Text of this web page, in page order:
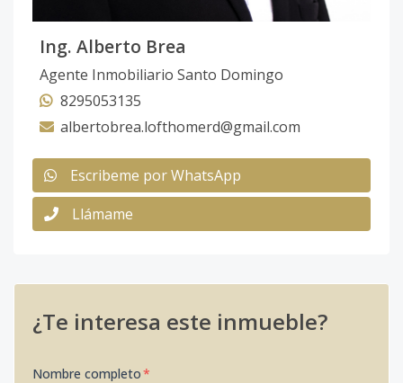
Ing. Alberto Brea
Agente Inmobiliario Santo Domingo
8295053135
albertobrea.lofthomerd@gmail.com
Escribeme por WhatsApp
Llámame
¿Te interesa este inmueble?
Nombre completo*